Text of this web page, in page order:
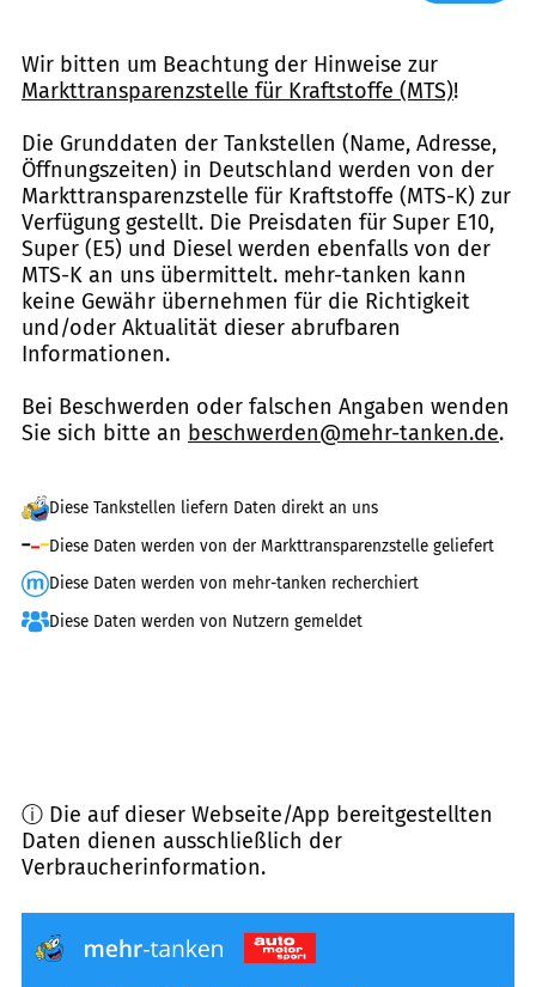
Wir bitten um Beachtung der Hinweise zur
Markttransparenzstelle für Kraftstoffe (MTS)!
Die Grunddaten der Tankstellen (Name, Adresse,
Öffnungszeiten) in Deutschland werden von der
Markttransparenzstelle für Kraftstoffe (MTS-K) zur
Verfügung gestellt. Die Preisdaten für Super E10,
Super (E5) und Diesel werden ebenfalls von der
MTS-K an uns übermittelt. mehr-tanken kann
keine Gewähr übernehmen für die Richtigkeit
und/oder Aktualität dieser abrufbaren
Informationen.
Bei Beschwerden oder falschen Angaben wenden
Sie sich bitte an beschwerden@mehr-tanken.de.
Diese Tankstellen liefern Daten direkt an uns
Diese Daten werden von der Markttransparenzstelle geliefert
Diese Daten werden von mehr-tanken recherchiert
Diese Daten werden von Nutzern gemeldet
ⓘ Die auf dieser Webseite/App bereitgestellten
Daten dienen ausschließlich der
Verbraucherinformation.